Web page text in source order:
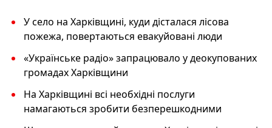
У село на Харківщині, куди дісталася лісова
пожежа, повертаються евакуйовані люди
«Українське радіо» запрацювало у деокупованих
громадах Харківщини
На Харківщині всі необхідні послуги
намагаються зробити безперешкодними